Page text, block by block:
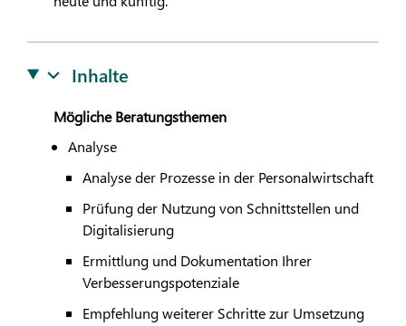
Inhalte
Mögliche Beratungsthemen
Analyse
Analyse der Prozesse in der Personalwirtschaft
Prüfung der Nutzung von Schnittstellen und
Digitalisierung
Ermittlung und Dokumentation Ihrer
Verbesserungspotenziale
Empfehlung weiterer Schritte zur Umsetzung